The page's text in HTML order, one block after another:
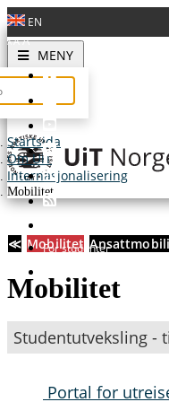
EN
AAA
For studenter
MENY
Toggle
navigation
Startsida
Om UiT
Internasjonalisering
Mobilitet
≪ Mobilitet
Mobilitet
Studentutveksling -
Portal for